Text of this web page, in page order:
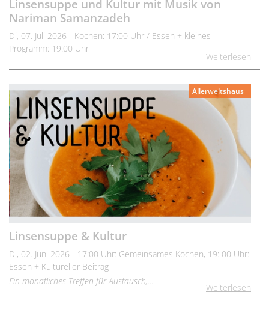
Linsensuppe und Kultur mit Musik von
Nariman Samanzadeh
Di, 07. Juli 2026 - Kochen: 17:00 Uhr / Essen + kleines
Programm: 19:00 Uhr
Weiterlesen
Allerweltshaus
Linsensuppe & Kultur
Di, 02. Juni 2026 - 17:00 Uhr: Gemeinsames Kochen, 19: 00 Uhr:
Essen + Kultureller Beitrag
Ein monatliches Treffen für Austausch,…
Weiterlesen